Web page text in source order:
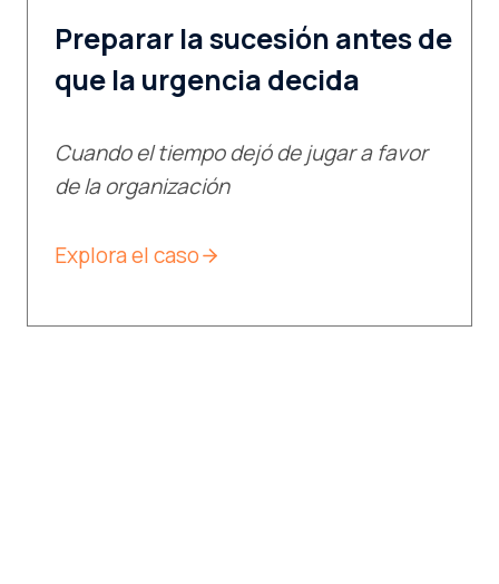
Preparar la sucesión antes de
que la urgencia decida
Cuando el tiempo dejó de jugar a favor
de la organización
Explora el caso